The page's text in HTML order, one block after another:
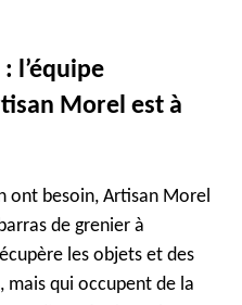
l’équipe
Morel est à
ont besoin, Artisan Morel
de grenier à
les objets et des
mais qui occupent de la